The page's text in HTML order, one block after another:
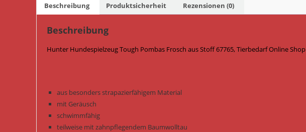
Beschreibung Produktsicherheit Rezensionen (0)
Beschreibung
Hunter Hundespielzeug Tough Pombas Frosch aus Stoff 67765, Tierbedarf Online Shop
aus besonders strapazierfähigem Material
mit Geräusch
schwimmfähig
teilweise mit zahnpflegendem Baumwolltau